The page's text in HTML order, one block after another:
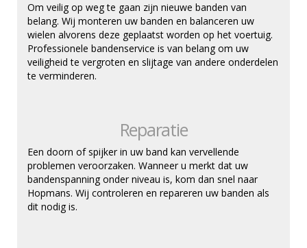
Om veilig op weg te gaan zijn nieuwe banden van
belang. Wij monteren uw banden en balanceren uw
wielen alvorens deze geplaatst worden op het voertuig.
Professionele bandenservice is van belang om uw
veiligheid te vergroten en slijtage van andere onderdelen
te verminderen.
Reparatie
Een doorn of spijker in uw band kan vervellende
problemen veroorzaken. Wanneer u merkt dat uw
bandenspanning onder niveau is, kom dan snel naar
Hopmans. Wij controleren en repareren uw banden als
dit nodig is.